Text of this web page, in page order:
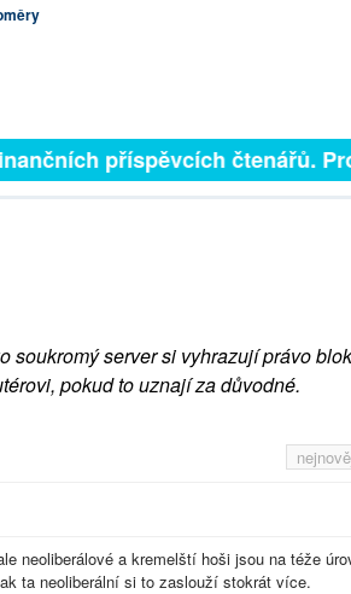
příspěvcích čtenářů.
soukromý server si vyhrazují právo
pokud to uznají za důvodné.
neoliberálové a kremelští hoši jsou na téže
ta neoliberální si to zaslouží stokrát více.